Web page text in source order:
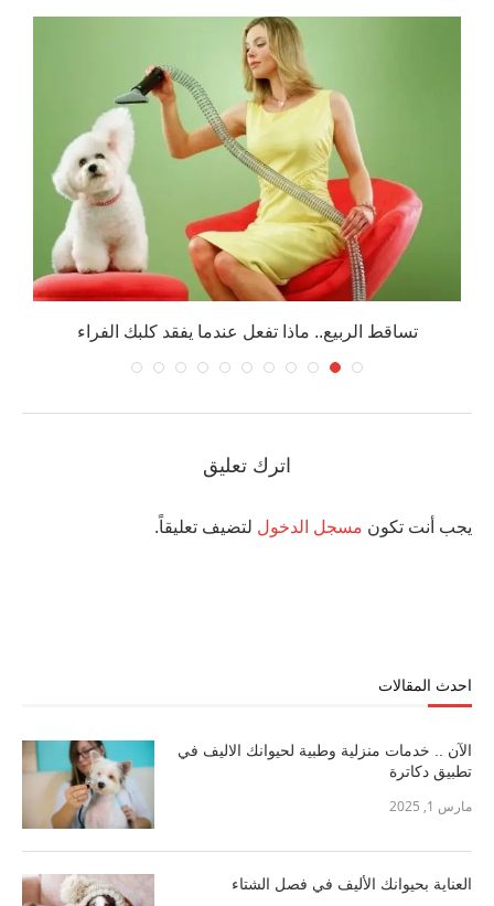
تساقط الربيع.. ماذا تفعل عندما يفقد كلبك الفراء
اترك تعليق
يجب أنت تكون مسجل الدخول لتضيف تعليقاً.
احدث المقالات
الآن .. خدمات منزلية وطبية لحيوانك الاليف في
تطبيق دكاترة
مارس 1, 2025
العناية بحيوانك الأليف في فصل الشتاء